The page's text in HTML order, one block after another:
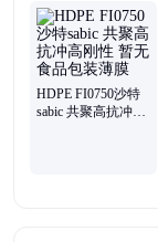
热熔级eva250、普瑞
HDPE FI0750沙特
sabic 共聚高抗冲高